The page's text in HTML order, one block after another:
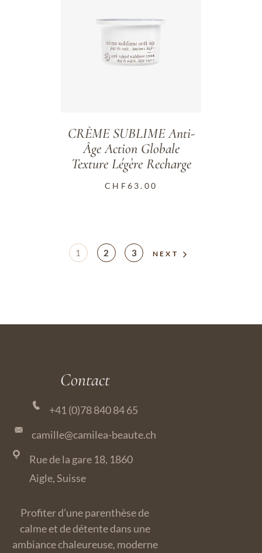
CRÈME SUBLIME Anti-
Âge Action Globale
Texture Légère Recharge
CHF63.00
1 2 3 NEXT
Contact
+41 (0)78 840 84 65
camille@camilea-beaute.ch
Rue de la gare 18, 1860
Aigle, Suisse
Profiter d’une parenthèse de
calme et de détente dans une
ambiance chaleureuse, moderne